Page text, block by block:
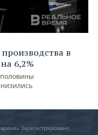
в
6,2%
Зарегистрировано